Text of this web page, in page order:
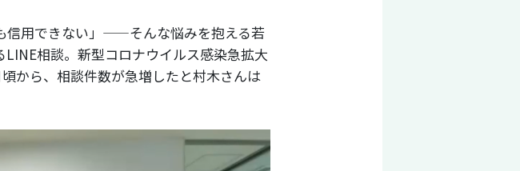
信用できない」——そんな悩みを抱える若
相談。新型コロナウイルス感染急拡大
から、相談件数が急増したと村木さんは